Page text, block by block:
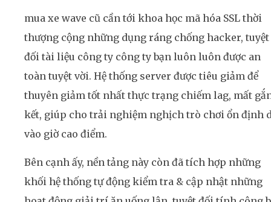
mua xe wave cũ cần tới khoa học mã hóa SSL thời
thượng cộng những dụng ráng chống hacker, tuyệt
đối tài liệu công ty công ty bạn luôn luôn được an
toàn tuyệt vời. Hệ thống server được tiêu giảm để
thuyên giảm tốt nhất thực trạng chiếm lag, mất
kết, giúp cho trải nghiệm nghịch trò chơi ổn định
vào giờ cao điểm.
Bên cạnh ấy, nền tảng này còn đã tích hợp những
khối hệ thống tự động kiểm tra & cập nhật những